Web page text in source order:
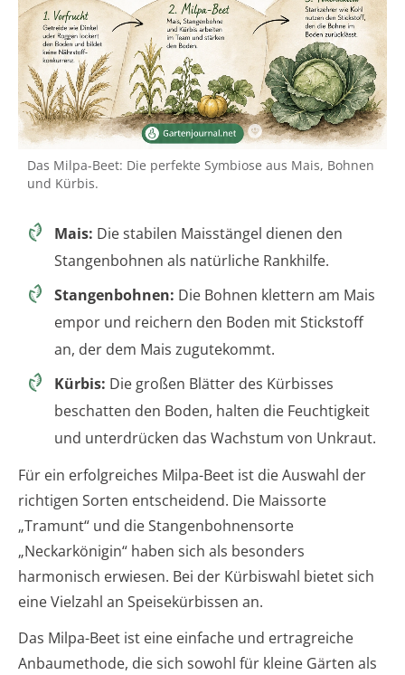
Das Milpa-Beet: Die perfekte Symbiose aus Mais, Bohnen
und Kürbis.
Mais: Die stabilen Maisstängel dienen den
Stangenbohnen als natürliche Rankhilfe.
Stangenbohnen: Die Bohnen klettern am Mais
empor und reichern den Boden mit Stickstoff
an, der dem Mais zugutekommt.
Kürbis: Die großen Blätter des Kürbisses
beschatten den Boden, halten die Feuchtigkeit
und unterdrücken das Wachstum von Unkraut.
Für ein erfolgreiches Milpa-Beet ist die Auswahl der
richtigen Sorten entscheidend. Die Maissorte
„Tramunt“ und die Stangenbohnensorte
„Neckarkönigin“ haben sich als besonders
harmonisch erwiesen. Bei der Kürbiswahl bietet sich
eine Vielzahl an Speisekürbissen an.
Das Milpa-Beet ist eine einfache und ertragreiche
Anbaumethode, die sich sowohl für kleine Gärten als